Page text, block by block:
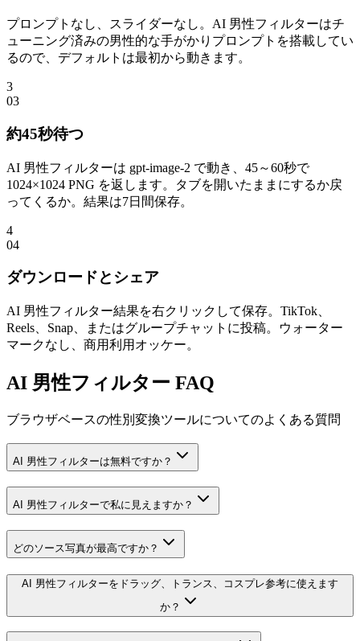
プロンプトなし、スライダーなし。AI 男性フィルターはチ
ューニング済みの男性的な手がかりプロンプトを搭載してい
るので、デフォルトは最初から動きます。
3
03
約45秒待つ
AI 男性フィルターは gpt-image-2 で動き、45～60秒で
1024×1024 PNG を返します。タブを開いたままにするか戻
ってくるか。結果は7日間保存。
4
04
ダウンロードとシェア
AI 男性フィルター結果を右クリックして保存。TikTok、
Reels、Snap、またはグループチャットに投稿。ウォーター
マークなし、商用利用オッケー。
AI 男性フィルター FAQ
ブラウザベースの性別変換ツールについてのよくある質問
AI 男性フィルターは無料ですか？
AI 男性フィルターで私に見えますか？
どのソース写真が最高ですか？
AI 男性フィルターをドラッグ、トランス、コスプレ参考に使えます
か？